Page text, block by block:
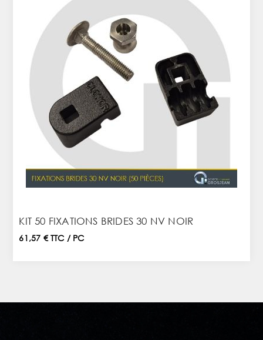
KIT 50 FIXATIONS BRIDES 30 NV NOIR
61,57 € TTC / PC